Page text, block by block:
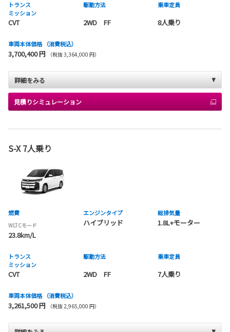
トランス
ミッション
CVT
駆動方法
2WD FF
乗車定員
8人乗り
車両本体価格 （消費税込）
3,700,400 円 （税抜 3,364,000 円）
詳細をみる
見積りシミュレーション
S-X 7人乗り
燃費
WLTCモード
23.8km/L
エンジンタイプ
ハイブリッド
総排気量
1.8L+モーター
トランス
ミッション
CVT
駆動方法
2WD FF
乗車定員
7人乗り
車両本体価格 （消費税込）
3,261,500 円 （税抜 2,965,000 円）